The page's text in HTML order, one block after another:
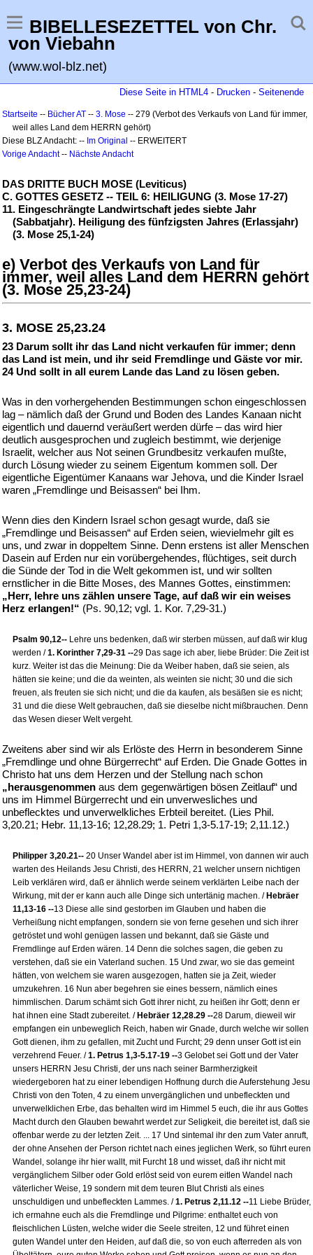
BIBELLESEZETTEL von Chr.
von Viebahn
(www.wol-blz.net)
Diese Seite in HTML4 - Drucken - Seitenende
Startseite -- Bücher AT -- 3. Mose -- 279 (Verbot des Verkaufs von Land für immer,
weil alles Land dem HERRN gehört)
Diese BLZ Andacht: -- Im Original -- ERWEITERT
Vorige Andacht-- Nächste Andacht
DAS DRITTE BUCH MOSE (Leviticus)
C. GOTTES GESETZ -- TEIL 6: HEILIGUNG (3. Mose 17-27)
11. Eingeschrängte Landwirtschaft jedes siebte Jahr
(Sabbatjahr). Heiligung des fünfzigsten Jahres (Erlassjahr)
(3. Mose 25,1-24)
e) Verbot des Verkaufs von Land für
immer, weil alles Land dem HERRN gehört
(3. Mose 25,23-24)
3. MOSE 25,23.24
23 Darum sollt ihr das Land nicht verkaufen für immer; denn
das Land ist mein, und ihr seid Fremdlinge und Gäste vor mir.
24 Und sollt in all eurem Lande das Land zu lösen geben.
Was in den vorhergehenden Bestimmungen schon eingeschlossen
lag – nämlich daß der Grund und Boden des Landes Kanaan nicht
eigentlich und dauernd veräußert werden dürfe – das wird hier
deutlich ausgesprochen und zugleich bestimmt, wie derjenige
Israelit, welcher aus Not seinen Grundbesitz verkaufen mußte,
durch Lösung wieder zu seinem Eigentum kommen soll. Der
eigentliche Eigentümer Kanaans war Jehova, und die Kinder Israel
waren „Fremdlinge und Beisassen“ bei Ihm.
Wenn dies den Kindern Israel schon gesagt wurde, daß sie
„Fremdlinge und Beisassen“ auf Erden seien, wievielmehr gilt es
uns, und zwar in doppeltem Sinne. Denn erstens ist aller Menschen
Dasein auf Erden nur ein vorübergehendes, flüchtiges, seit durch
die Sünde der Tod in die Welt gekommen ist, und wir sollten
ernstlicher in die Bitte Moses, des Mannes Gottes, einstimmen:
„Herr, lehre uns zählen unsere Tage, auf daß wir ein weises
Herz erlangen!“ (Ps. 90,12; vgl. 1. Kor. 7,29-31.)
Psalm 90,12-- Lehre uns bedenken, daß wir sterben müssen, auf daß wir klug
werden /1. Korinther 7,29-31 --29 Das sage ich aber, liebe Brüder: Die Zeit ist
kurz. Weiter ist das die Meinung: Die da Weiber haben, daß sie seien, als
hätten sie keine; und die da weinten, als weinten sie nicht; 30 und die sich
freuen, als freuten sie sich nicht; und die da kaufen, als besäßen sie es nicht;
31 und die diese Welt gebrauchen, daß sie dieselbe nicht mißbrauchen. Denn
das Wesen dieser Welt vergeht.
Zweitens aber sind wir als Erlöste des Herrn in besonderem Sinne
„Fremdlinge und ohne Bürgerrecht“ auf Erden. Die Gnade Gottes in
Christo hat uns dem Herzen und der Stellung nach schon
„herausgenommen aus dem gegenwärtigen bösen Zeitlauf“ und
uns im Himmel Bürgerrecht und ein unverwesliches und
unbeflecktes und unverwelkliches Erbteil bereitet. (Lies Phil.
3,20.21; Hebr. 11,13-16; 12,28.29; 1. Petri 1,3-5.17-19; 2,11.12.)
Philipper 3,20.21-- 20 Unser Wandel aber ist im Himmel, von dannen wir auch
warten des Heilands Jesu Christi, des HERRN, 21 welcher unsern nichtigen
Leib verklären wird, daß er ähnlich werde seinem verklärten Leibe nach der
Wirkung, mit der er kann auch alle Dinge sich untertänig machen. / Hebräer
11,13-16 --13 Diese alle sind gestorben im Glauben und haben die
Verheißung nicht empfangen, sondern sie von ferne gesehen und sich ihrer
getröstet und wohl genügen lassen und bekannt, daß sie Gäste und
Fremdlinge auf Erden wären. 14 Denn die solches sagen, die geben zu
verstehen, daß sie ein Vaterland suchen. 15 Und zwar, wo sie das gemeint
hätten, von welchem sie waren ausgezogen, hatten sie ja Zeit, wieder
umzukehren. 16 Nun aber begehren sie eines bessern, nämlich eines
himmlischen. Darum schämt sich Gott ihrer nicht, zu heißen ihr Gott; denn er
hat ihnen eine Stadt zubereitet. / Hebräer 12,28.29 --28 Darum, dieweil wir
empfangen ein unbeweglich Reich, haben wir Gnade, durch welche wir sollen
Gott dienen, ihm zu gefallen, mit Zucht und Furcht; 29 denn unser Gott ist ein
verzehrend Feuer. /1. Petrus 1,3-5.17-19 --3 Gelobet sei Gott und der Vater
unsers HERRN Jesu Christi, der uns nach seiner Barmherzigkeit
wiedergeboren hat zu einer lebendigen Hoffnung durch die Auferstehung Jesu
Christi von den Toten, 4 zu einem unvergänglichen und unbefleckten und
unverwelklichen Erbe, das behalten wird im Himmel 5 euch, die ihr aus Gottes
Macht durch den Glauben bewahrt werdet zur Seligkeit, die bereitet ist, daß sie
offenbar werde zu der letzten Zeit. ... 17 Und sintemal ihr den zum Vater anruft,
der ohne Ansehen der Person richtet nach eines jeglichen Werk, so führt euren
Wandel, solange ihr hier wallt, mit Furcht 18 und wisset, daß ihr nicht mit
vergänglichem Silber oder Gold erlöst seid von eurem eitlen Wandel nach
väterlicher Weise, 19 sondern mit dem teuren Blut Christi als eines
unschuldigen und unbefleckten Lammes. /1. Petrus 2,11.12 --11 Liebe Brüder,
ich ermahne euch als die Fremdlinge und Pilgrime: enthaltet euch von
fleischlichen Lüsten, welche wider die Seele streiten, 12 und führet einen
guten Wandel unter den Heiden, auf daß die, so von euch afterreden als von